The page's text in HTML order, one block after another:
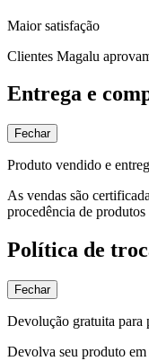
Maior satisfação
Clientes Magalu
Entrega e
Fechar
Produto vendido e
As vendas são
procedência de
Política de
Fechar
Devolução gratuita para
Devolva seu produto